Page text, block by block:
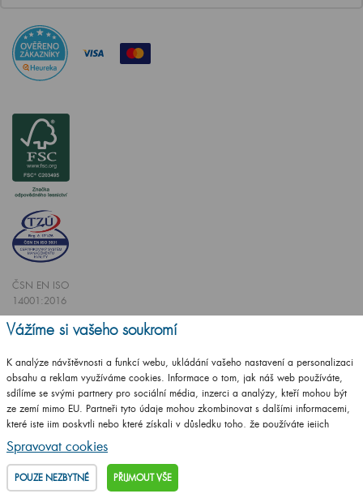
ČSN EN ISO
14001:2016
ČSN EN ISO
© 2009 - 2025 Koupelnový nábytek Dřevojas v. d.,
Vážíme si vašeho soukromí
K analýze návštěvnosti a funkcí webu, ukládání vašeho nastavení a personalizaci
obsahu a reklam využíváme cookies. Informace o tom, jak náš web používáte,
sdílíme se svými partnery pro sociální média, inzerci a analýzy, kteří mohou být
ze zemí mimo EU. Partneři tyto údaje mohou zkombinovat s dalšími informacemi,
které jste jim poskytli nebo které získali v důsledku toho, že používáte jejich
služby.
Podrobné informace
Spravovat cookies
POUZE NEZBYTNÉ PŘIJMOUT VŠE